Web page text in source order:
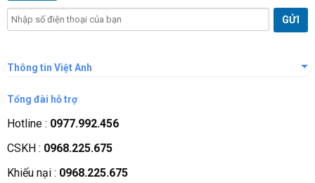
Thông tin Việt Anh
Giới thiệu công ty
Tầm nhìn sứ mệnh
Quá trình phát triển
Các chứng nhận
Tổng đài hỗ trợ
Hotline : 0977.992.456
CSKH : 0968.225.675
Khiếu nại : 0968.225.675